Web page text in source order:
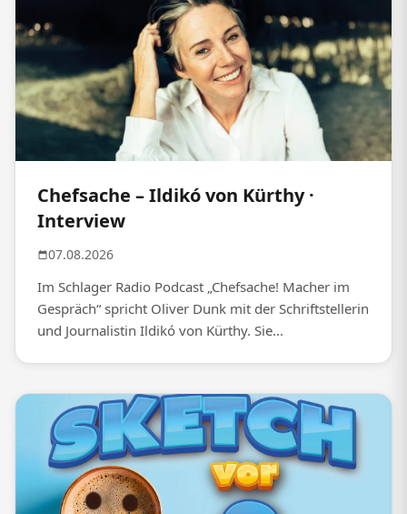
Chefsache – Ildikó von Kürthy ·
Interview
07.08.2026
Im Schlager Radio Podcast „Chefsache! Macher im
Gespräch“ spricht Oliver Dunk mit der Schriftstellerin
und Journalistin Ildikó von Kürthy. Sie...